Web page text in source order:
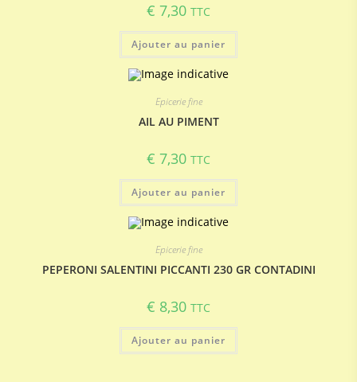
€ 7,30 TTC
Ajouter au panier
Epicerie fine
AIL AU PIMENT
€ 7,30 TTC
Ajouter au panier
Epicerie fine
PEPERONI SALENTINI PICCANTI 230 GR CONTADINI
€ 8,30 TTC
Ajouter au panier